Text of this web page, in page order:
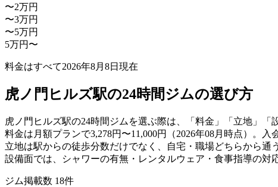
〜2万円
〜3万円
〜5万円
5万円〜
料金はすべて2026年8月8日 現在
虎ノ門ヒルズ駅の24時間ジムの選び方
虎ノ門ヒルズ駅の24時間ジムを選ぶ際は、「料金」「立地」「
料金は月額プランで3,278円〜11,000円（2026年08月時点）。
立地は駅からの徒歩分数だけでなく、自宅・職場どちらから通
設備面では、シャワーの有無・レンタルウェア・食事指導の対
ジム掲載数 18件